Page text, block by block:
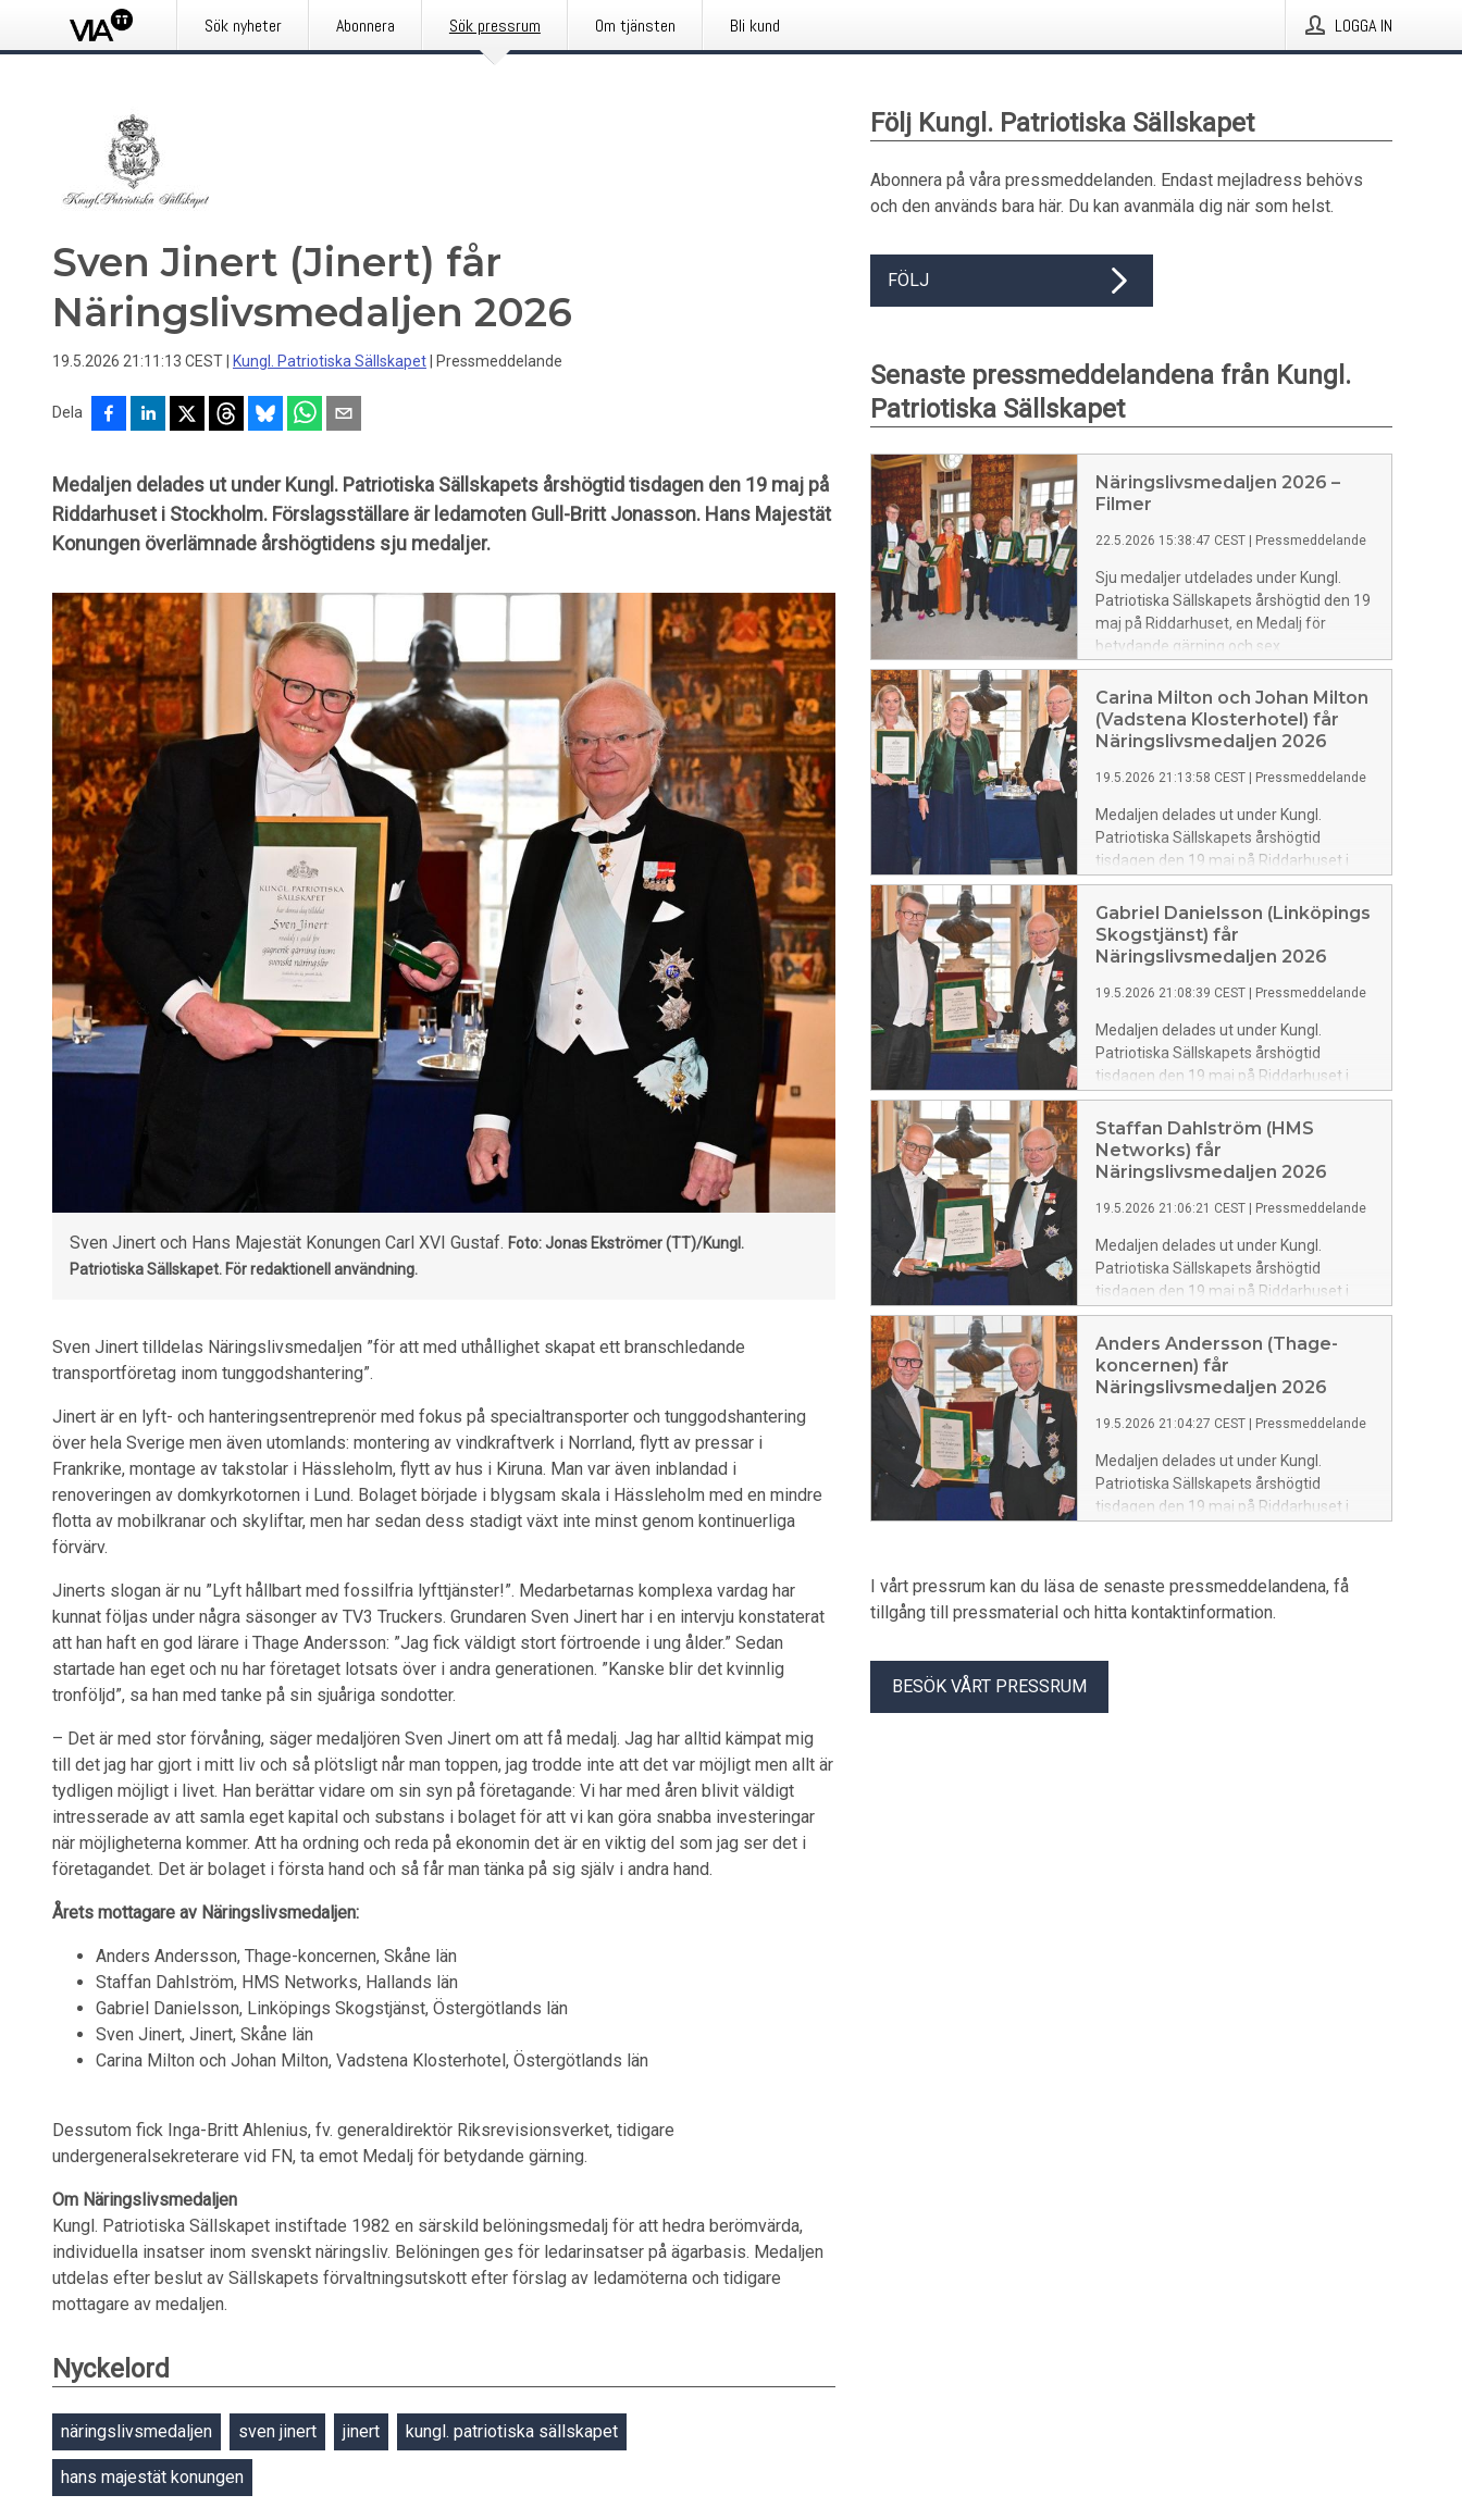
Sök nyheter Abonnera Sök pressrum Om tjänsten Bli kund LOGGA IN
Sven Jinert (Jinert) får
Näringslivsmedaljen 2026
19.5.2026 21:11:13 CEST Kungl. Patriotiska Sällskapet Pressmeddelande
Dela
Medaljen delades ut under Kungl. Patriotiska Sällskapets årshögtid tisdagen den 19 maj på
Riddarhuset i Stockholm. Förslagsställare är ledamoten Gull-Britt Jonasson. Hans Majestät
Konungen överlämnade årshögtidens sju medaljer.
Sven Jinert och Hans Majestät Konungen Carl XVI Gustaf. Foto: Jonas Ekströmer (TT)/Kungl.
Patriotiska Sällskapet. För redaktionell användning.
Sven Jinert tilldelas Näringslivsmedaljen ”för att med uthållighet skapat ett branschledande
transportföretag inom tunggodshantering”.
Jinert är en lyft- och hanteringsentreprenör med fokus på specialtransporter och tunggodshantering
över hela Sverige men även utomlands: montering av vindkraftverk i Norrland, flytt av pressar i
Frankrike, montage av takstolar i Hässleholm, flytt av hus i Kiruna. Man var även inblandad i
renoveringen av domkyrkotornen i Lund. Bolaget började i blygsam skala i Hässleholm med en mindre
flotta av mobilkranar och skyliftar, men har sedan dess stadigt växt inte minst genom kontinuerliga
förvärv.
Jinerts slogan är nu ”Lyft hållbart med fossilfria lyfttjänster!”. Medarbetarnas komplexa vardag har
kunnat följas under några säsonger av TV3 Truckers. Grundaren Sven Jinert har i en intervju konstaterat
att han haft en god lärare i Thage Andersson: ”Jag fick väldigt stort förtroende i ung ålder.” Sedan
startade han eget och nu har företaget lotsats över i andra generationen. ”Kanske blir det kvinnlig
tronföljd”, sa han med tanke på sin sjuåriga sondotter.
– Det är med stor förvåning, säger medaljören Sven Jinert om att få medalj. Jag har alltid kämpat mig
till det jag har gjort i mitt liv och så plötsligt når man toppen, jag trodde inte att det var möjligt men allt är
tydligen möjligt i livet. Han berättar vidare om sin syn på företagande: Vi har med åren blivit väldigt
intresserade av att samla eget kapital och substans i bolaget för att vi kan göra snabba investeringar
när möjligheterna kommer. Att ha ordning och reda på ekonomin det är en viktig del som jag ser det i
företagandet. Det är bolaget i första hand och så får man tänka på sig själv i andra hand.
Årets mottagare av Näringslivsmedaljen:
Anders Andersson, Thage-koncernen, Skåne län
Staffan Dahlström, HMS Networks, Hallands län
Gabriel Danielsson, Linköpings Skogstjänst, Östergötlands län
Sven Jinert, Jinert, Skåne län
Carina Milton och Johan Milton, Vadstena Klosterhotel, Östergötlands län
Dessutom fick Inga-Britt Ahlenius, fv. generaldirektör Riksrevisionsverket, tidigare
undergeneralsekreterare vid FN, ta emot Medalj för betydande gärning.
Om Näringslivsmedaljen
Kungl. Patriotiska Sällskapet instiftade 1982 en särskild belöningsmedalj för att hedra berömvärda,
individuella insatser inom svenskt näringsliv. Belöningen ges för ledarinsatser på ägarbasis. Medaljen
utdelas efter beslut av Sällskapets förvaltningsutskott efter förslag av ledamöterna och tidigare
mottagare av medaljen.
Nyckelord
näringslivsmedaljen sven jinert jinert kungl. patriotiska sällskapet
hans majestät konungen
Följ Kungl. Patriotiska Sällskapet
Abonnera på våra pressmeddelanden. Endast mejladress behövs
och den används bara här. Du kan avanmäla dig när som helst.
FÖLJ
Senaste pressmeddelandena från Kungl.
Patriotiska Sällskapet
Näringslivsmedaljen 2026 –
Filmer
22.5.2026 15:38:47 CEST Pressmeddelande
Sju medaljer utdelades under Kungl.
Patriotiska Sällskapets årshögtid den 19
maj på Riddarhuset, en Medalj för
betydande gärning och sex
Näringslivsmedaljer. Hans Majestät
Konungen överlämnade medaljerna.
Carina Milton och Johan Milton
(Vadstena Klosterhotel) får
Näringslivsmedaljen 2026
19.5.2026 21:13:58 CEST Pressmeddelande
Medaljen delades ut under Kungl.
Patriotiska Sällskapets årshögtid
tisdagen den 19 maj på Riddarhuset i
Stockholm. Förslagsställare är
ledamoten Gunilla Carlsson. Hans
Majestät Konungen överlämnade
årshögtidens sju medaljer. Johan
Milton.
Gabriel Danielsson (Linköpings
Skogstjänst) får
Näringslivsmedaljen 2026
19.5.2026 21:08:39 CEST Pressmeddelande
Medaljen delades ut under Kungl.
Patriotiska Sällskapets årshögtid
tisdagen den 19 maj på Riddarhuset i
Stockholm. Förslagsställare är
ledamöterna Carl Fredrik Graf och
Martin Ingvar. Hans Majestät Konungen
överlämnade årshögtidens sju medaljer.
Staffan Dahlström (HMS
Networks) får
Näringslivsmedaljen 2026
19.5.2026 21:06:21 CEST Pressmeddelande
Medaljen delades ut under Kungl.
Patriotiska Sällskapets årshögtid
tisdagen den 19 maj på Riddarhuset i
Stockholm. Förslagsställare är
ledamoten Carl Fredrik Graf. Hans
Majestät Konungen överlämnade
årshögtidens sju medaljer.
Anders Andersson (Thage-
koncernen) får
Näringslivsmedaljen 2026
19.5.2026 21:04:27 CEST Pressmeddelande
Medaljen delades ut under Kungl.
Patriotiska Sällskapets årshögtid
tisdagen den 19 maj på Riddarhuset i
överlämnade årshögtidens sju medaljer.
I vårt pressrum kan du läsa de senaste pressmeddelandena, få
tillgång till pressmaterial och hitta kontaktinformation.
BESÖK VÅRT PRESSRUM